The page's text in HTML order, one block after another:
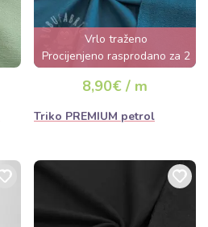
Vrlo traženo
Procijenjeno rasprodano za 2
dana
8,90€ / m
Triko PREMIUM petrol